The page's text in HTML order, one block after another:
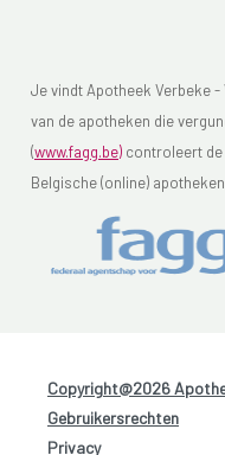
Je vindt Apotheek Verbeke -
van de apotheken die
(www.fagg.be) controleert de
Belgische (online)
Copyright@2026
Gebruikersrechten
Privacy